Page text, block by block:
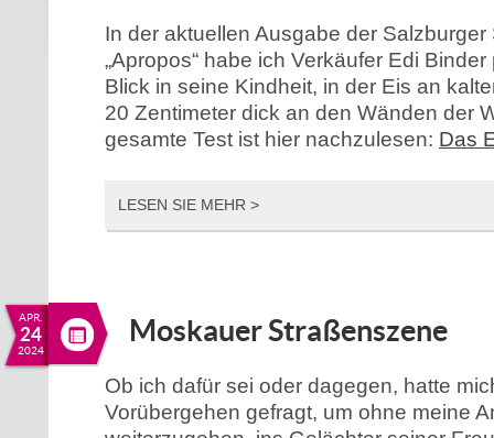
In der aktuellen Ausgabe der
„Apropos“ habe ich Verkäufer Edi
Blick in seine Kindheit, in der Eis an
20 Zentimeter dick an den Wänden der
gesamte Test ist hier nachzulesen: Das
LESEN SIE MEHR >
APR.
24
2024
Moskauer Straßenszene
Ob ich dafür sei oder dagegen, hatte
Vorübergehen gefragt, um ohne meine